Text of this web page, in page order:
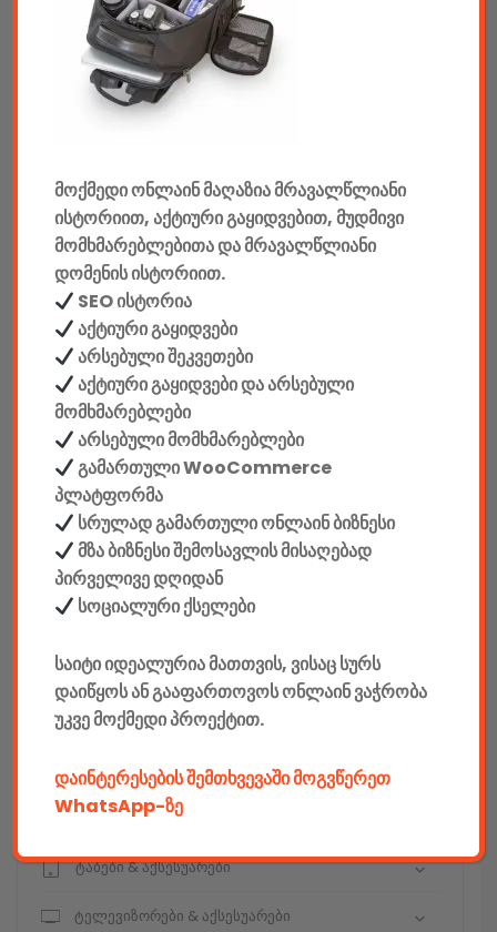
აუდიო & ვიდეო
კონსოლები & აქსესუარები
ელემენტები
აკკუმულატორები
კაბელები & დამტენები
დისკები
ჩანთები
სეიფები
კონსტრუქტორები
E-mobility
კომპიუტერები & აქსესუარები
ტელეფონები & აქსესუარები
კამერები & აქსესუარები
ნოუთბუქები & აქსესუარები
ტაბები & აქსესუარები
ტელევიზორები & აქსესუარები
მოქმედი ონლაინ მაღაზია მრავალწლიანი
ისტორიით, აქტიური გაყიდვებით, მუდმივი
მომხმარებლებითა და მრავალწლიანი
დომენის ისტორიით.
SEO ისტორია
აქტიური გაყიდვები
არსებული შეკვეთები
აქტიური გაყიდვები და არსებული
მომხმარებლები
არსებული მომხმარებლები
გამართული WooCommerce
პლატფორმა
სრულად გამართული ონლაინ ბიზნესი
მზა ბიზნესი შემოსავლის მისაღებად
პირველივე დღიდან
სოციალური ქსელები
საიტი იდეალურია მათთვის, ვისაც სურს
დაიწყოს ან გააფართოვოს ონლაინ ვაჭრობა
უკვე მოქმედი პროექტით.
დაინტერესების შემთხვევაში მოგვწერეთ
WhatsApp-ზე